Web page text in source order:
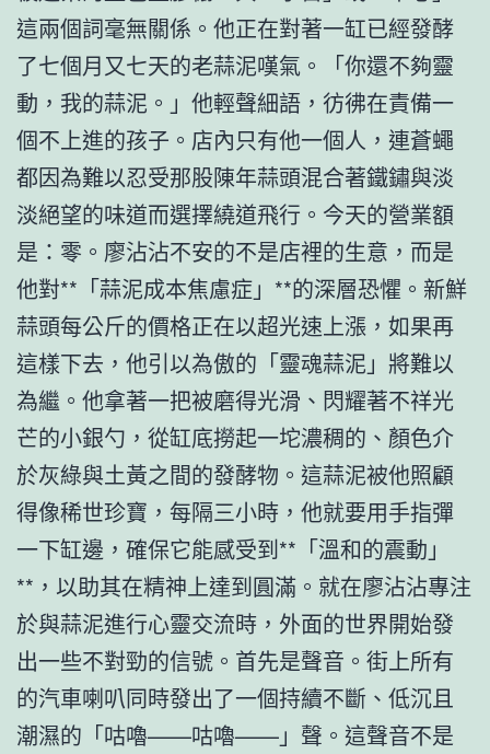
這兩個詞毫無關係。他正在對著一缸已經發酵
了七個月又七天的老蒜泥嘆氣。「你還不夠靈
動，我的蒜泥。」他輕聲細語，彷彿在責備一
個不上進的孩子。店內只有他一個人，連蒼蠅
都因為難以忍受那股陳年蒜頭混合著鐵鏽與淡
淡絕望的味道而選擇繞道飛行。今天的營業額
是：零。廖沾沾不安的不是店裡的生意，而是
他對**「蒜泥成本焦慮症」**的深層恐懼。新鮮
蒜頭每公斤的價格正在以超光速上漲，如果再
這樣下去，他引以為傲的「靈魂蒜泥」將難以
為繼。他拿著一把被磨得光滑、閃耀著不祥光
芒的小銀勺，從缸底撈起一坨濃稠的、顏色介
於灰綠與土黃之間的發酵物。這蒜泥被他照顧
得像稀世珍寶，每隔三小時，他就要用手指彈
一下缸邊，確保它能感受到**「溫和的震動」
**，以助其在精神上達到圓滿。就在廖沾沾專注
於與蒜泥進行心靈交流時，外面的世界開始發
出一些不對勁的信號。首先是聲音。街上所有
的汽車喇叭同時發出了一個持續不斷、低沉且
潮濕的「咕嚕——咕嚕——」聲。這聲音不是